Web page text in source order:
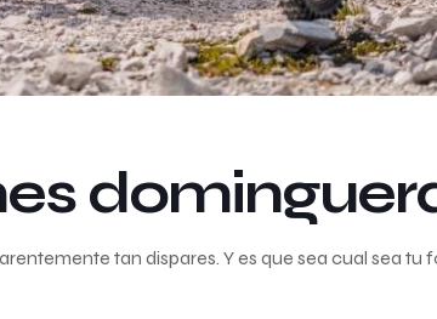
tan dispares. Y es que sea cual sea tu